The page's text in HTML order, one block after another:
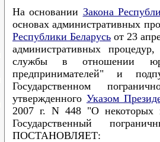
На основании Закона
основах административных
Республики Беларусь от 23
административных
службы в отношении
предпринимателей" и
Государственном
утвержденного Указом
2007 г. N 448 "О некоторых
Государственный
ПОСТАНОВЛЯЕТ: